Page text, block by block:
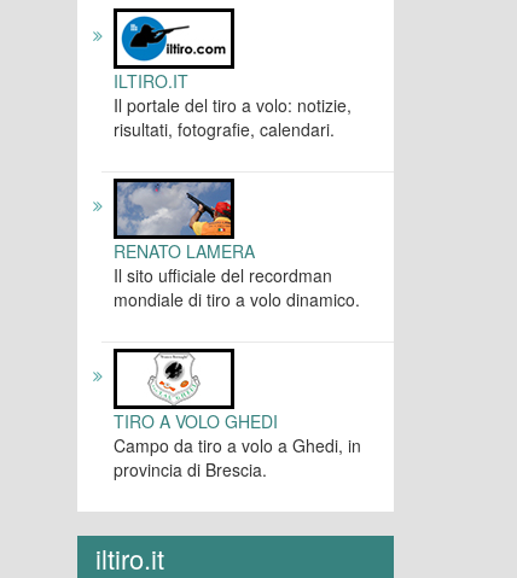
ILTIRO.IT
Il portale del tiro a volo: notizie,
risultati, fotografie, calendari.
RENATO LAMERA
Il sito ufficiale del recordman
mondiale di tiro a volo dinamico.
TIRO A VOLO GHEDI
Campo da tiro a volo a Ghedi, in
provincia di Brescia.
iltiro.it